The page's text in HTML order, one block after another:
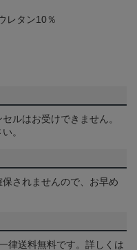
タン10％
ルはお受けできません。
。
されませんので、お早め
律送料無料です。詳しくは